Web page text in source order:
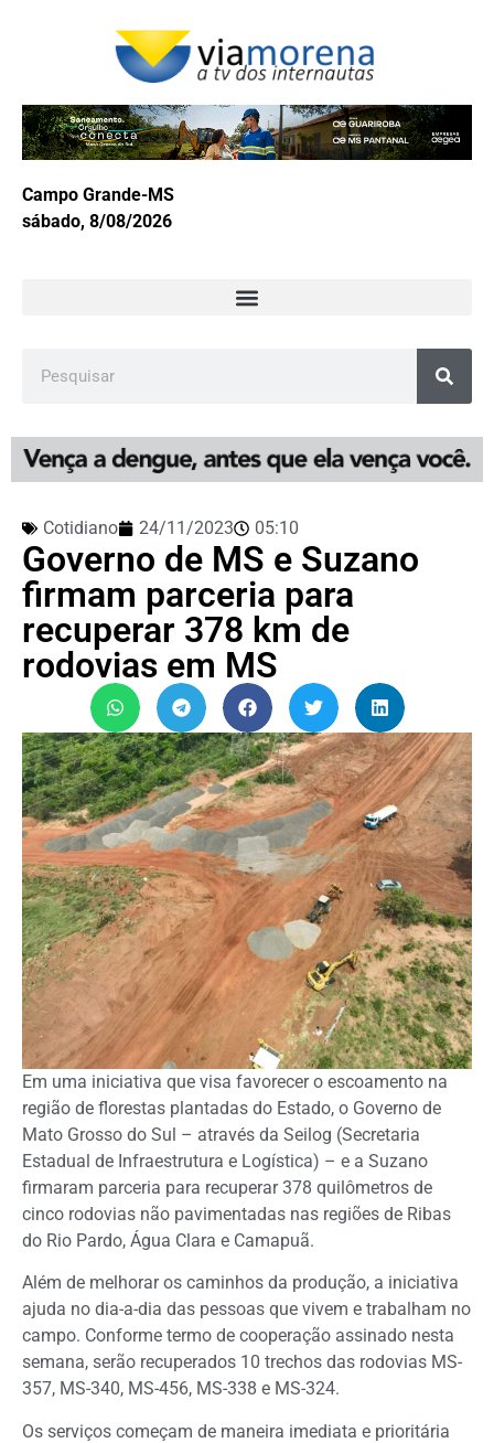
Campo Grande-MS
sábado, 8/08/2026
Cotidiano 24/11/2023 05:10
Governo de MS e Suzano
firmam parceria para
recuperar 378 km de
rodovias em MS
Em uma iniciativa que visa favorecer o escoamento na
região de florestas plantadas do Estado, o Governo de
Mato Grosso do Sul – através da Seilog (Secretaria
Estadual de Infraestrutura e Logística) – e a Suzano
firmaram parceria para recuperar 378 quilômetros de
cinco rodovias não pavimentadas nas regiões de Ribas
do Rio Pardo, Água Clara e Camapuã.
Além de melhorar os caminhos da produção, a iniciativa
ajuda no dia-a-dia das pessoas que vivem e trabalham no
campo. Conforme termo de cooperação assinado nesta
semana, serão recuperados 10 trechos das rodovias MS-
357, MS-340, MS-456, MS-338 e MS-324.
Os serviços começam de maneira imediata e prioritária